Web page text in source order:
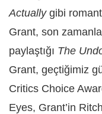
Actuallygibi
Grant, son
paylaştığı The
Grant, geçtiğimiz
Critics Choice
Eyes, Grant’in